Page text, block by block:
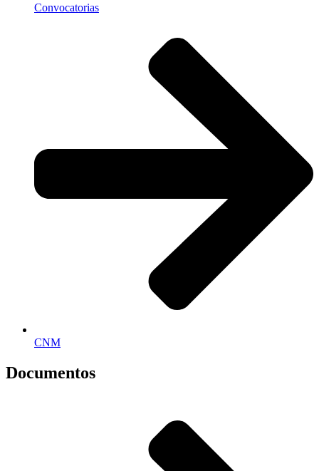
Convocatorias
CNM
Documentos